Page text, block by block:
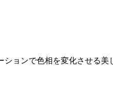
ョンで色相を変化させる美